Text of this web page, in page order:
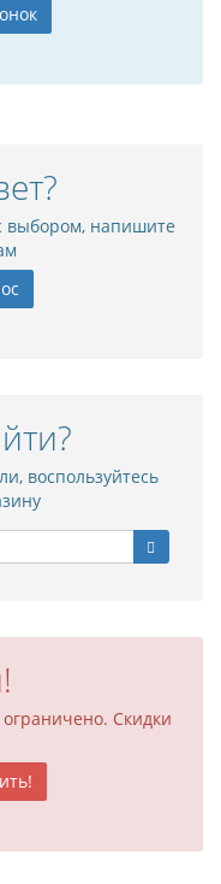
выбором, напишите
воспользуйтесь
Скидки